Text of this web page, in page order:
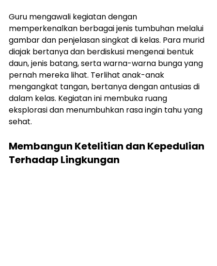
Guru mengawali kegiatan dengan
memperkenalkan berbagai jenis tumbuhan melalui
gambar dan penjelasan singkat di kelas. Para murid
diajak bertanya dan berdiskusi mengenai bentuk
daun, jenis batang, serta warna-warna bunga yang
pernah mereka lihat. Terlihat anak-anak
mengangkat tangan, bertanya dengan antusias di
dalam kelas. Kegiatan ini membuka ruang
eksplorasi dan menumbuhkan rasa ingin tahu yang
sehat.
Membangun Ketelitian dan Kepedulian
Terhadap Lingkungan